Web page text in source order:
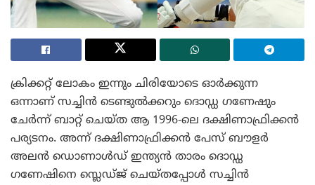
ക്രിക്കറ്റ് ലോകം ഇന്നും ചിരിയോടെ ഓർക്കുന്ന
ഒന്നാണ് സച്ചിൻ ടെണ്ടുൽക്കറും ദൊഡ്ഡ ഗണേഷും
ചേർന്ന് ബാറ്റ് ചെയ്ത ആ 1996-ലെ ദക്ഷിണാഫ്രിക്കൻ
പര്യടനം. അന്ന് ദക്ഷിണാഫ്രിക്കൻ പേസ് ബൗളർ
അലൻ ഡൊണാൾഡ് ഇന്ത്യൻ താരം ദൊഡ്ഡ
ഗണേഷിനെ സ്ലെഡ്ജ് ചെയ്തപ്പോൾ സച്ചിൻ